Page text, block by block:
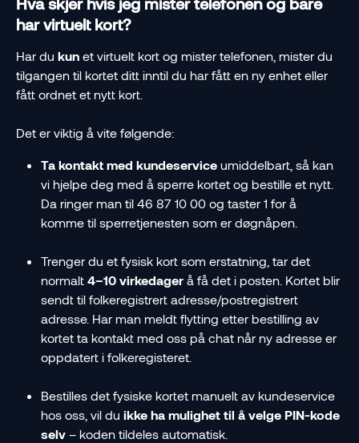
har virtuelt kort?
Har du kun et virtuelt kort og mister telefonen, mister du
tilgangen til kortet ditt inntil du har fått en ny enhet eller
fått ordnet et nytt kort.
Det er viktig å vite følgende:
Ta kontakt med kundeservice umiddelbart, så kan
vi hjelpe deg med å sperre kortet og bestille et nytt.
Da ringer man til 46 87 10 00 og taster 1 for å
komme til sperretjenesten som er døgnåpen.
Trenger du et fysisk kort som erstatning, tar det
normalt 4–10 virkedager å få det i posten. Kortet blir
sendt til folkeregistrert adresse/postregistrert
adresse. Har man meldt flytting etter bestilling av
kortet ta kontakt med oss på chat når ny adresse er
oppdatert i folkeregisteret.
Bestilles det fysiske kortet manuelt av kundeservice
hos oss, vil du ikke ha mulighet til å velge PIN-kode
selv – koden tildeles automatisk.